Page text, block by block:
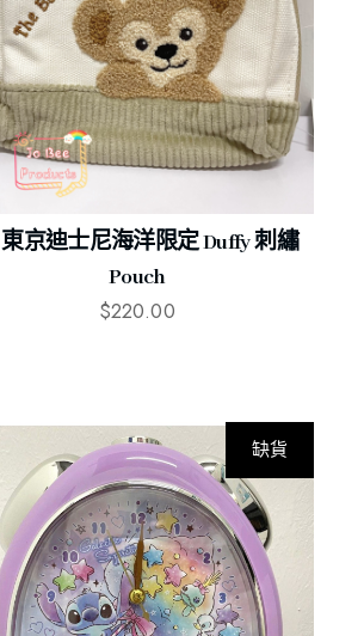
東京迪士尼海洋限定 Duffy 刺繡
Pouch
$220.00
缺貨